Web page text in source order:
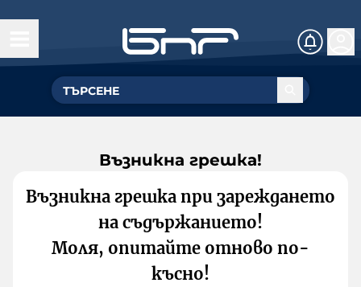
Възникна грешка!
Възникна грешка при зареждането
на съдържанието!
Моля, опитайте отново по-
късно!